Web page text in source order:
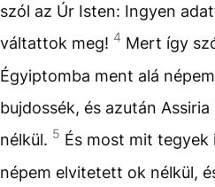
szól az Úr Isten: Ingyen
váltattok meg! 4 Mert így
Égyiptomba ment alá
bujdossék, és azután
nélkül. 5 És most mit tegyek
népem elvitetett ok nélkül,